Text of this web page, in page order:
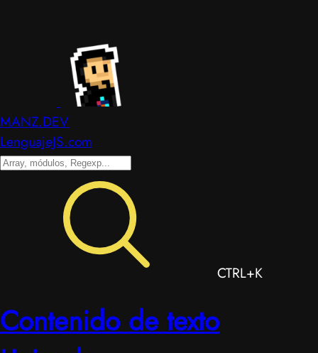
MANZ.DEV
LenguajeJS.com
CTRL+K
Contenido de texto